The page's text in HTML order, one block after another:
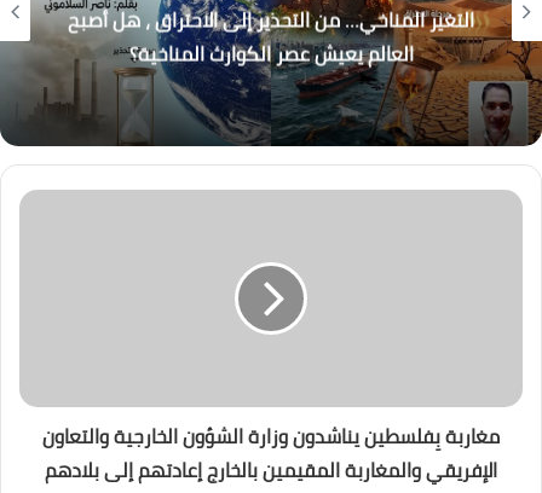
التغير المناخي… من التحذير إلى الاحتراق ، هل أصبح
العالم يعيش عصر الكوارث المناخية؟
مغاربة بِفلسطين يناشدون وزارة الشؤون الخارجية والتعاون
الإفريقي والمغاربة المقيمين بالخارج إعادتهم إلى بلادهم